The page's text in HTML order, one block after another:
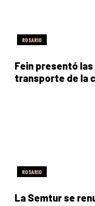
ROSARIO
Fein presentó
transporte de la
ROSARIO
La Semtur se